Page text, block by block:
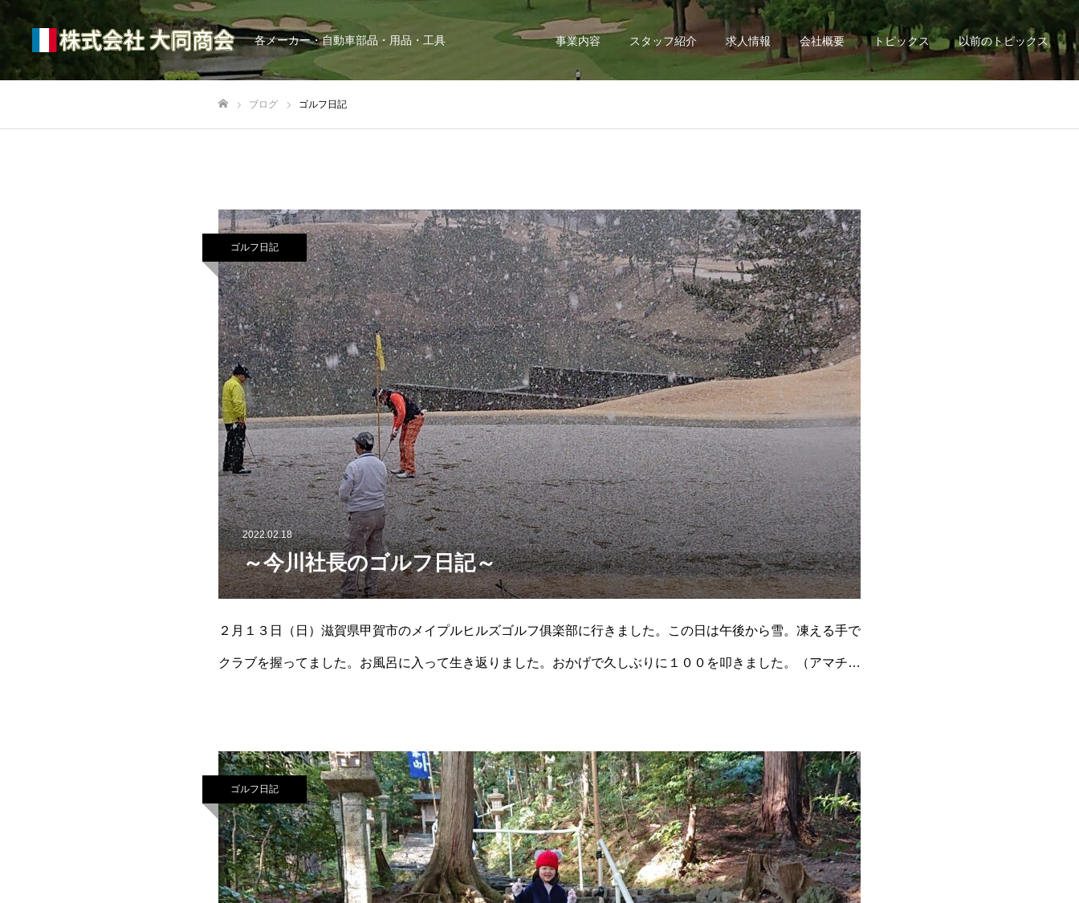
各メーカー・自動車部品・用品・工具 事業内容 スタッフ紹介 求人情報 会社概要 トピックス 以前のトピックス
ブログ ゴルフ日記
ゴルフ日記
2022.02.18
～今川社長のゴルフ日記～
２月１３日（日）滋賀県甲賀市のメイプルヒルズゴルフ俱楽部に行きました。この日は午後から雪。凍える手で
クラブを握ってました。お風呂に入って生き返りました。おかげで久しぶりに１００を叩きました。（アマチュ
ゴルフ日記